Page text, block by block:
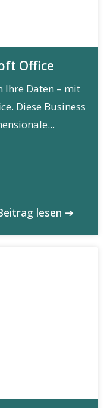
Office
Ihre Daten – mit
Diese Business
lesen ➔